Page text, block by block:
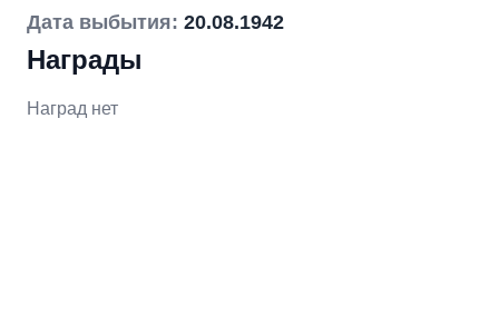
Дата выбытия: 20.08.1942
Награды
Наград нет